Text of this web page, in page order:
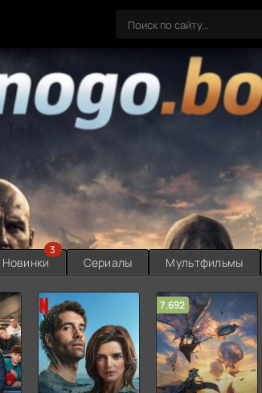
Новинки
3
Сериалы Мультфильмы
7.692